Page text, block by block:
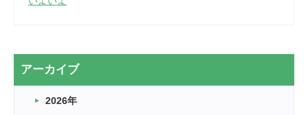
2026.03.20
なぎなた
2026.03.16
アーカイブ
2026年